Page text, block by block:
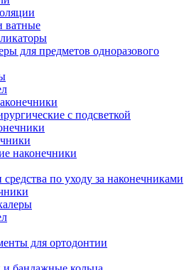
ватные
для предметов одноразового
с подсветкой
наконечники
по уходу за наконечниками
для ортодонтии